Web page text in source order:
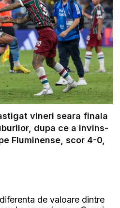
vineri seara finala
dupa ce a invins-
Fluminense, scor 4-0,
de valoare dintre